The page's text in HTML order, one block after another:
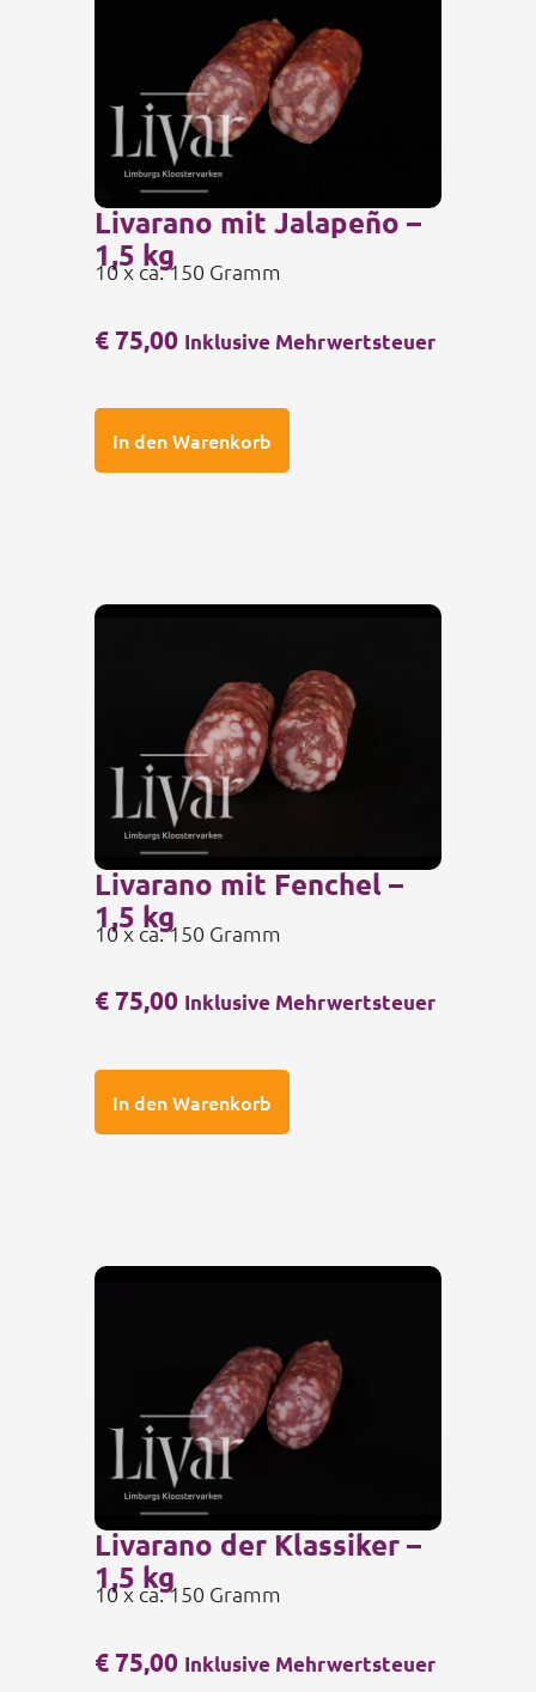
€75,00 Inklusive Mehrwertsteuer
In den Warenkorb
Livarano mit Jalapeño –
1,5 kg
10 x ca. 150 Gramm
€75,00 Inklusive Mehrwertsteuer
In den Warenkorb
Livarano mit Fenchel –
1,5 kg
10 x ca. 150 Gramm
€75,00 Inklusive Mehrwertsteuer
Livarano der Klassiker –
1,5 kg
10 x ca. 150 Gramm